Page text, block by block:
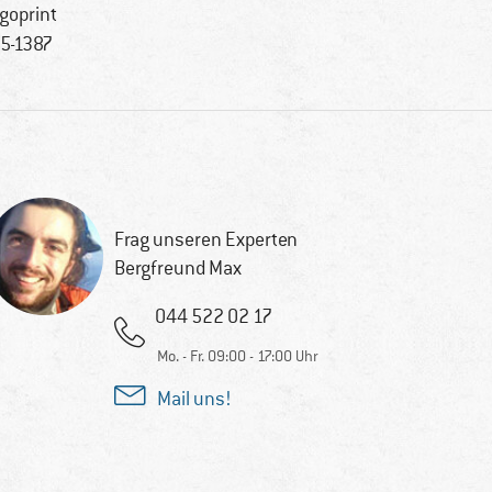
1387
Frag unseren Experten
Bergfreund Max
044 522 02 17
Mo. - Fr. 09:00 - 17:00 Uhr
Mail uns!